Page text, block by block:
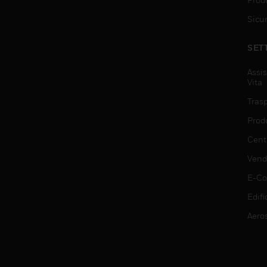
Vita
E-